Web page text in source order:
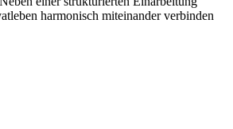
harmonisch miteinander verbinden